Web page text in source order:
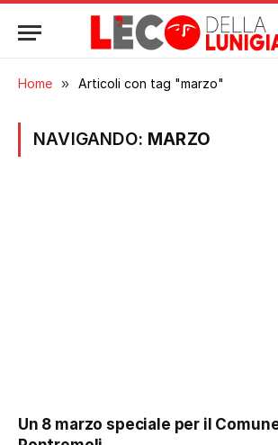
Home » Articoli con tag "marzo"
NAVIGANDO: MARZO
Un 8 marzo speciale per il